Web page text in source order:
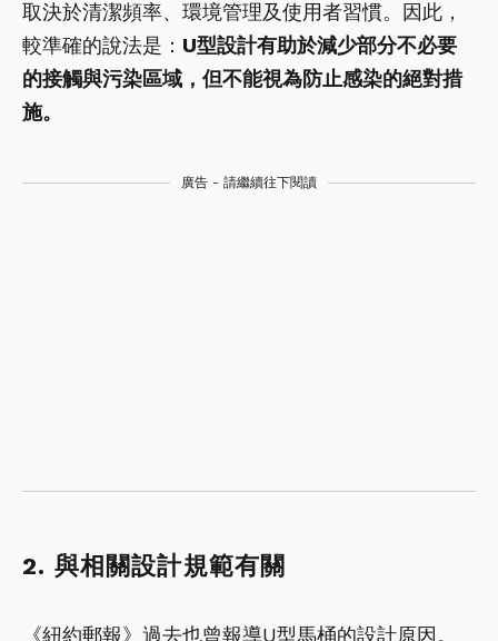
取決於清潔頻率、環境管理及使用者習慣。因此，
較準確的說法是： U型設計有助於減少部分不必要
的接觸與污染區域，但不能視為防止感染的絕對措
施。
廣告 - 請繼續往下閱讀
2. 與相關設計規範有關
《紐約郵報》過去也曾報導U型馬桶的設計原因。